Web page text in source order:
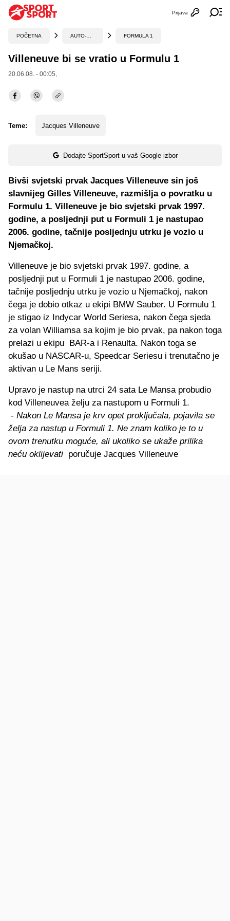
Otvori
Prijava
POČETNA FORMULA 1
Villeneuve bi se vratio u Formulu 1
20.06.08. - 00:05,
Teme: Jacques Villeneuve
Dodajte SportSport u vaš Google izbor
Bivši svjetski prvak Jacques Villeneuve sin još
slavnijeg Gilles Villeneuve, razmišlja o povratku u
Formulu 1. Villeneuve je bio svjetski prvak 1997.
godine, a posljednji put u Formuli 1 je nastupao
2006. godine, tačnije posljednju utrku je vozio u
Njemačkoj.
Villeneuve je bio svjetski prvak 1997. godine, a
posljednji put u Formuli 1 je nastupao 2006. godine,
tačnije posljednju utrku je vozio u Njemačkoj, nakon
čega je dobio otkaz u ekipi BMW Sauber. U Formulu 1
je stigao iz Indycar World Seriesa, nakon čega sjeda
za volan Williamsa sa kojim je bio prvak, pa nakon toga
prelazi u ekipu BAR-a i Renaulta. Nakon toga se
okušao u NASCAR-u, Speedcar Seriesu i trenutačno je
aktivan u Le Mans seriji.
Upravo je nastup na utrci 24 sata Le Mansa probudio
kod Villeneuvea želju za nastupom u Formuli 1.
- Nakon Le Mansa je krv opet proključala, pojavila se
želja za nastup u Formuli 1. Ne znam koliko je to u
ovom trenutku moguće, ali ukoliko se ukaže prilika
neću oklijevati poručuje Jacques Villeneuve